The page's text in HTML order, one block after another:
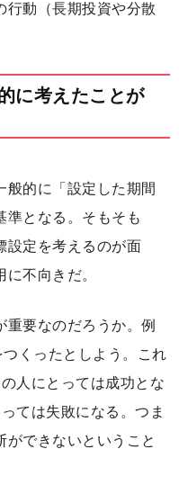
行動（長期投資や分散
に考えたことが
般的に「設定した期間
準となる。そもそも
設定を考えるのが面
不向きだ。
重要なのだろうか。例
くったとしよう。これ
人にとっては成功とな
ては失敗になる。つま
ができないということ